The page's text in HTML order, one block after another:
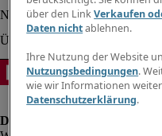
über den LinkVerkaufen
Daten nichtablehnen.
Ihre Nutzung der Website
Nutzungsbedingungen.
wie wir Informationen
Datenschutzerklärung.